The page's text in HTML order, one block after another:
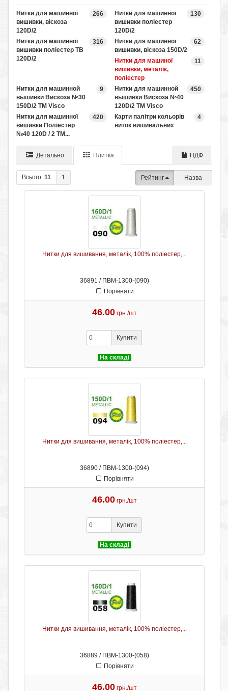
266
Нитки для машинної
вишивки, віскоза
120D/2
130
Нитки для машинної
вишивки поліестер
120D/2
316
Нитки для машинної
вишивки поліестер TB
120D/2
62
Нитки для машинної
вишивки, віскоза 150D/2
11
Нитки для машиної
вишивки, металік,
поліестер
9
Нитки для машинной
вышивки Вискоза №30
150D/2 ТМ Visco
450
Нитки для машинной
вышивки Вискоза №40
120D/2 ТМ Visco
420
Нитки для машинної
вишивки Поліестер
№40 120D / 2 TM...
4
Карти палітри кольорів
ниток вишивальних
Детально Плитка ПДФ
Всього: 11 1 Рейтинг Назва
Нитки для вишивання, металік, 100% поліестер,...
36891 / ПВМ-1300-(090)
Порівняти
46.00 грн./шт
Купити
На складі
Нитки для вишивання, металік, 100% поліестер,...
36890 / ПВМ-1300-(094)
Порівняти
46.00 грн./шт
Купити
На складі
Нитки для вишивання, металік, 100% поліестер,...
36889 / ПВМ-1300-(058)
Порівняти
46.00 грн./шт